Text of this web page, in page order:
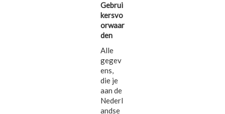
Gebrui
kersvo
orwaar
den
Alle
gegev
ens,
die je
aan de
Nederl
andse